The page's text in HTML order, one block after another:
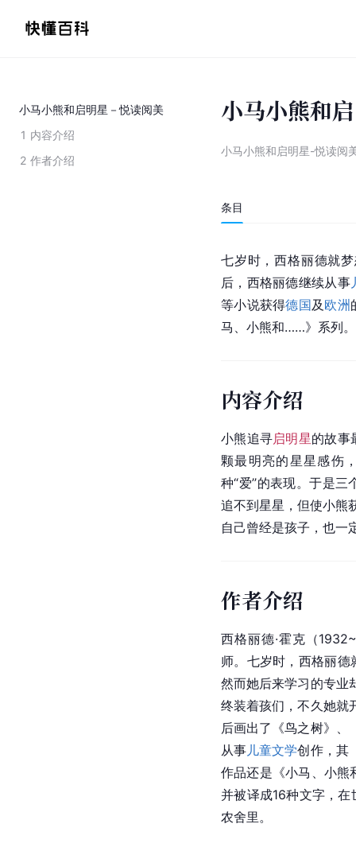
小马小熊和启明星－悦读阅美
1 内容介绍
2 作者介绍
小马小熊和
小马小熊和启明星-悦读阅
条目
七岁时，西格丽德就
后，西格丽德继续从事
等小说获得德国及 欧洲
马、小熊和……》系列。
内容介绍
小熊追寻启明星的故事
颗最明亮的星星感伤
种“爱’’的表现。于是
追不到星星，但使小熊
自己曾经是孩子，也一
作者介绍
西格丽德·霍克（
师。七岁时，西格丽
然而她后来学习的专业
终装着孩们，不久她就
后画出了《鸟之树》、
从事 儿童文学创作，其
作品还是《小马、小
并被译成16种文字，在
农舍里。